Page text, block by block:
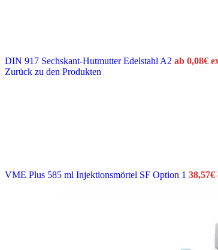
DIN 917 Sechskant-Hutmutter Edelstahl A2 ab 0,08€
Zurück zu den Produkten
VME Plus 585 ml Injektionsmörtel SF Option 1 38,57€